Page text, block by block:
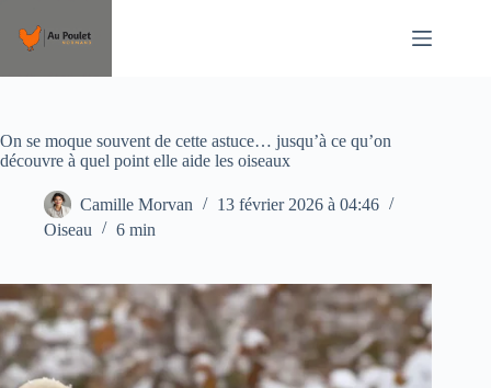
contenu
On se moque souvent de cette astuce… jusqu’à ce qu’on
découvre à quel point elle aide les oiseaux
Camille Morvan
13 février 2026 à 04:46
Oiseau
6 min